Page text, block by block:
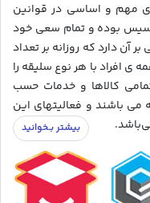
مهم و اساسی در قوانین
بوده و تمام سعی خود
آن دارد که روزانه بر تعداد
ی افراد با هر نوع سلیقه را
کالاها و خدمات حسب
می باشند و فعالیتهای این